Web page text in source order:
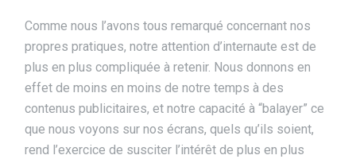
Comme nous l’avons tous remarqué concernant nos
propres pratiques, notre attention d’internaute est de
plus en plus compliquée à retenir. Nous donnons en
effet de moins en moins de notre temps à des
contenus publicitaires, et notre capacité à “balayer” ce
que nous voyons sur nos écrans, quels qu’ils soient,
rend l’exercice de susciter l’intérêt de plus en plus